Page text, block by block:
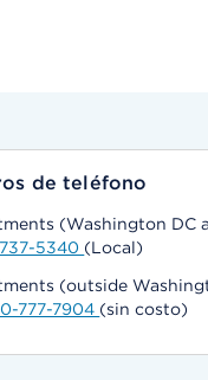
de teléfono
(Washington DC
5340 (Local)
(outside
777-7904 (sin costo)